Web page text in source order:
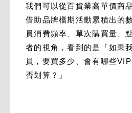
我們可以從百貨業高單價商
借助品牌檔期活動累積出的
員消費頻率、單次購買量、
者的視角，看到的是「如果
員，要買多少、會有哪些
否划算？」